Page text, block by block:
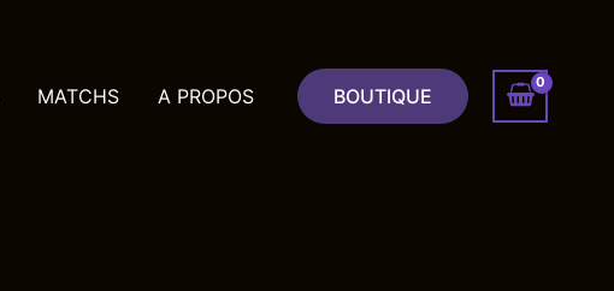
MATCHS A PROPOS BOUTIQUE